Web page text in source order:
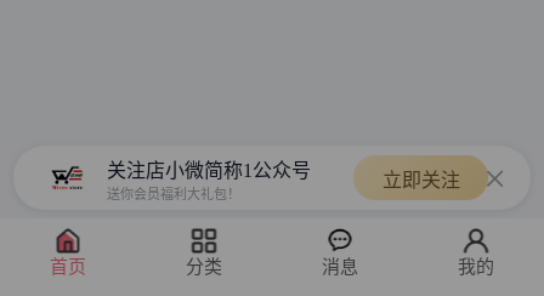
关注店小微简称1公众号
送你会员福利大礼包！
立即关注
首页 分类 消息 我的